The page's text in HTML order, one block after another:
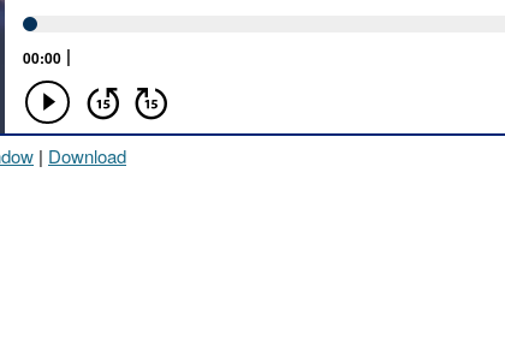
| Download